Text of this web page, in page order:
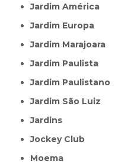
Jardim América
Jardim Europa
Jardim Marajoara
Jardim Paulista
Jardim Paulistano
Jardim São Luiz
Jardins
Jockey Club
Moema